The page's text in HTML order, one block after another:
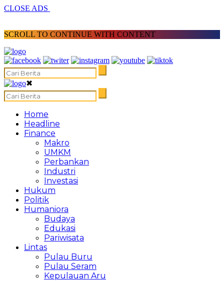
CLOSE ADS
SCROLL TO CONTINUE WITH CONTENT
✖
Home
Headline
Finance
Makro
UMKM
Perbankan
Industri
Investasi
Hukum
Politik
Humaniora
Budaya
Edukasi
Pariwisata
Lintas
Pulau Buru
Pulau Seram
Kepulauan Aru